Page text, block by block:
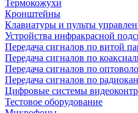
Термокожухи
Кронштейны
Клавиатуры и пульты
Устройства инфракрасной
Передача сигналов по витой
Передача сигналов по
Передача сигналов по
Передача сигналов по
Цифровые системы
Тестовое оборудование